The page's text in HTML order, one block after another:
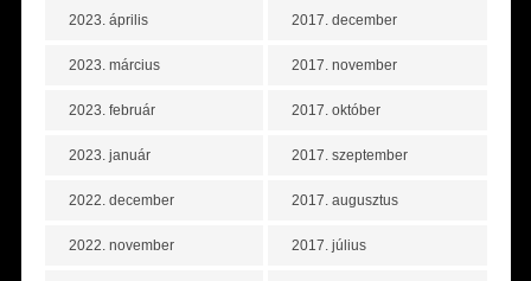
2023. április
2023. március
2023. február
2023. január
2022. december
2022. november
2017. december
2017. november
2017. október
2017. szeptember
2017. augusztus
2017. július